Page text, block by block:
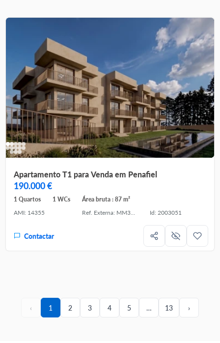
Apartamento T1 para Venda em Penafiel
190.000 €
1 Quartos 1 WCs
Área bruta : 87 m²
AMI: 14355
Ref. Externa: MM326.T1/26PEN/PSI Id: 2003051
Contactar
‹ 1 2 3 4 5 … 13 ›